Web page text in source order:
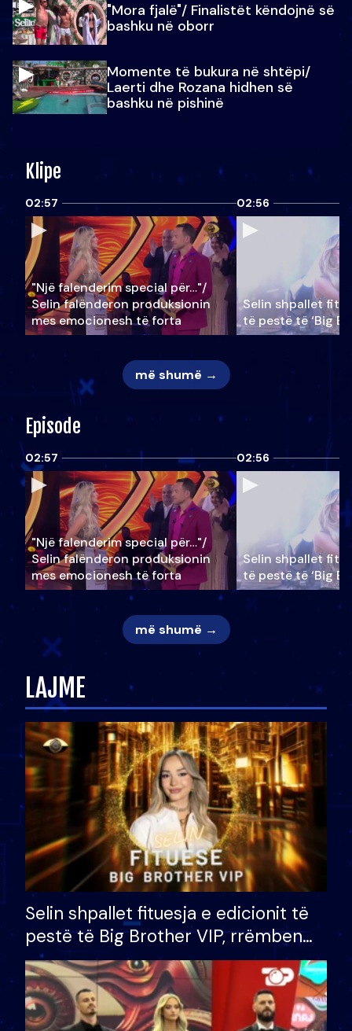
"Mora fjalë"/ Finalistët këndojnë së
bashku në oborr
Momente të bukura në shtëpi/
Laerti dhe Rozana hidhen së
bashku në pishinë
Klipe
02:57
"Një falenderim special për…"/
Selin falënderon produksionin
mes emocionesh të forta
02:56
Selin shpallet
të pestë të ‘Big
më shumë →
Episode
02:57
"Një falenderim special për…"/
Selin falënderon produksionin
mes emocionesh të forta
02:56
Selin shpallet
të pestë të ‘Big
më shumë →
LAJME
Selin shpallet fituesja e edicionit të
pestë të Big Brother VIP, rrëmben
çmimin e madh prej 100 mijë eurosh